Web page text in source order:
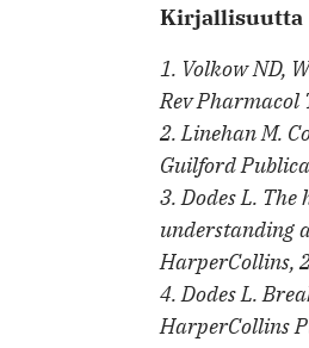
Kirjallisuutta
1. Volkow ND,
Rev
2. Linehan M.
Guilford
3. Dodes L.
understanding
HarperCollins,
4. Dodes L.
Harper­Collins